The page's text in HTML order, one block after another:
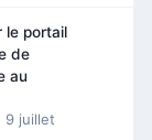
le portail
de
au
9 juillet